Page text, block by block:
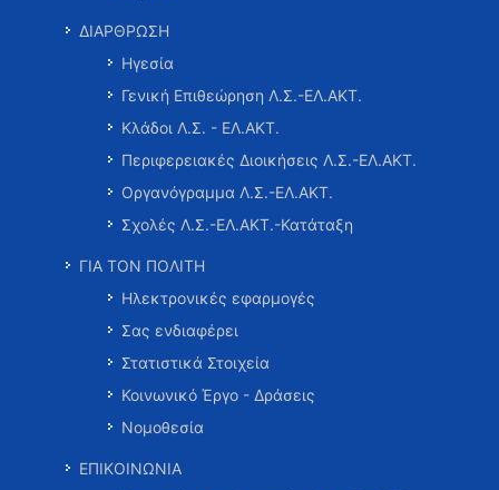
ΔΙΑΡΘΡΩΣΗ
Ηγεσία
Γενική Επιθεώρηση Λ.Σ.-ΕΛ.ΑΚΤ.
Κλάδοι Λ.Σ. - ΕΛ.ΑΚΤ.
Περιφερειακές Διοικήσεις Λ.Σ.-ΕΛ.ΑΚΤ.
Οργανόγραμμα Λ.Σ.-ΕΛ.ΑΚΤ.
Σχολές Λ.Σ.-ΕΛ.ΑΚΤ.-Κατάταξη
ΓΙΑ ΤΟΝ ΠΟΛΙΤΗ
Ηλεκτρονικές εφαρμογές
Σας ενδιαφέρει
Στατιστικά Στοιχεία
Κοινωνικό Έργο - Δράσεις
Νομοθεσία
ΕΠΙΚΟΙΝΩΝΙΑ